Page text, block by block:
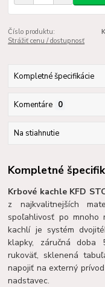
Číslo produktu:
Strážiť cenu / dostupnosť
Kompletné špecifikácie
Komentáre 0
Na stiahnutie
Kompletné
Krbové kachle KFD
z najkvalitnejších
spoľahlivosť po mnoho
kachlí je systém
klapky, záručná doba
rukoväť, sklenená
napojiť na externý
nadstavec.